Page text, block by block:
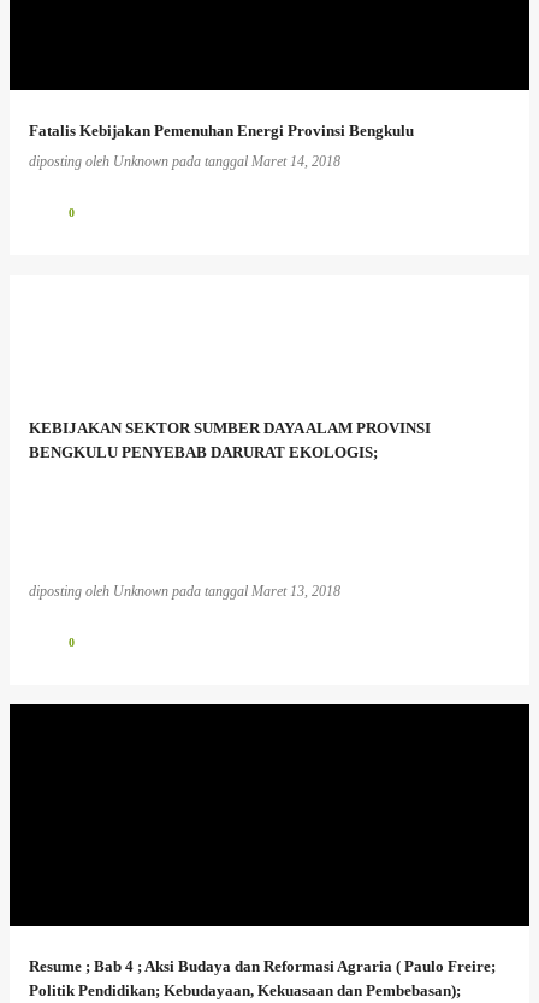
Fatalis Kebijakan Pemenuhan Energi Provinsi Bengkulu
diposting oleh Unknown pada tanggal Maret 14, 2018
0
KEBIJAKAN SEKTOR SUMBER DAYA ALAM PROVINSI
BENGKULU PENYEBAB DARURAT EKOLOGIS;
diposting oleh Unknown pada tanggal Maret 13, 2018
0
Resume ; Bab 4 ; Aksi Budaya dan Reformasi Agraria ( Paulo Freire;
Politik Pendidikan; Kebudayaan, Kekuasaan dan Pembebasan);